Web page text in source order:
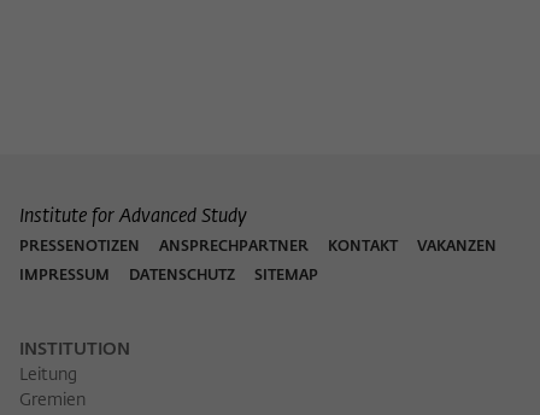
Institute for Advanced Study
PRESSENOTIZEN ANSPRECHPARTNER KONTAKT
VAKANZEN
IMPRESSUM
DATENSCHUTZ SITEMAP
INSTITUTION
Leitung
Gremien